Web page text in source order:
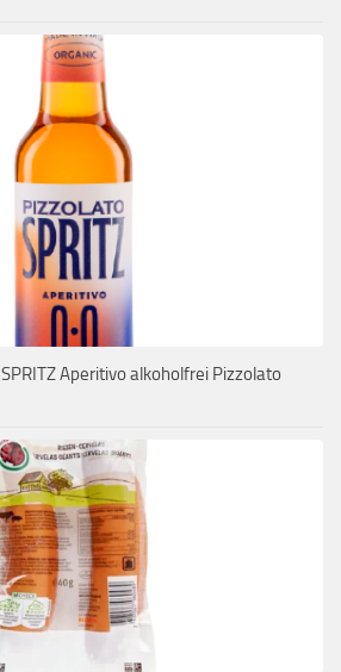
Aperitivo alkoholfrei Pizzolato